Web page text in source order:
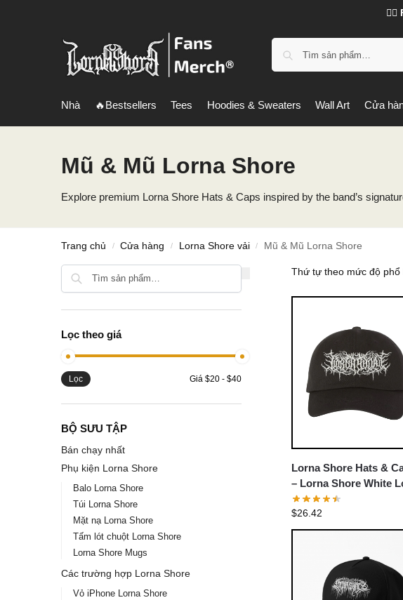
Nhà 🔥Bestsellers Tees Hoodies & Sweaters Wall Art Cửa
Mũ & Mũ Lorna Shore
Explore premium Lorna Shore Hats & Caps inspired by the band’s
Trang chủ / Cửa hàng / Lorna Shore vải / Mũ & Mũ Lorna Shore
Lorna Shore Hats &
– Lorna Shore White
Dad Hat
$26.42
Lọc theo giá
Lọc Giá$20 -$40
BỘ SƯU TẬP
Bán chạy nhất
Phụ kiện Lorna Shore
Balo Lorna Shore
Túi Lorna Shore
Mặt nạ Lorna Shore
Tấm lót chuột Lorna Shore
Lorna Shore Mugs
Các trường hợp Lorna Shore
Vỏ iPhone Lorna Shore